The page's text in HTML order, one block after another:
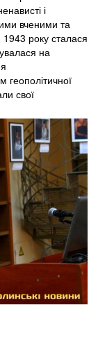
і
вченими та
року сталася
на
геополітичної
свої